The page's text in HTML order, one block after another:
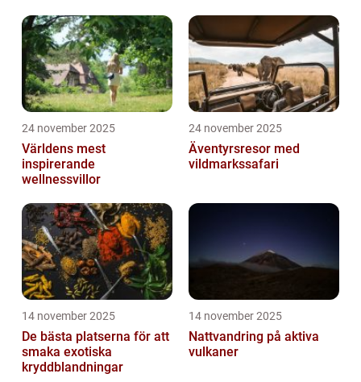
24 november 2025
Världens mest
inspirerande
wellnessvillor
24 november 2025
Äventyrsresor med
vildmarkssafari
14 november 2025
De bästa platserna för att
smaka exotiska
kryddblandningar
14 november 2025
Nattvandring på aktiva
vulkaner